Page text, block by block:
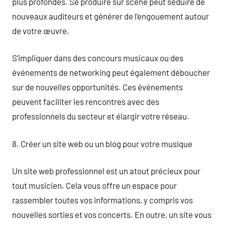
nouveaux auditeurs et générer de l’engouement autour
de votre œuvre.
S’impliquer dans des concours musicaux ou des
événements de networking peut également déboucher
sur de nouvelles opportunités. Ces événements
peuvent faciliter les rencontres avec des
professionnels du secteur et élargir votre réseau.
8. Créer un site web ou un blog pour votre musique
Un site web professionnel est un atout précieux pour
tout musicien. Cela vous offre un espace pour
rassembler toutes vos informations, y compris vos
nouvelles sorties et vos concerts. En outre, un site vous